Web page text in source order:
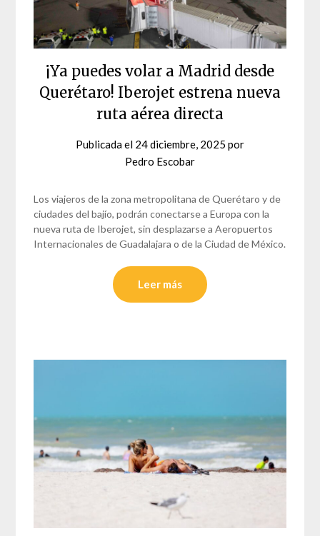
¡Ya puedes volar a Madrid desde
Querétaro! Iberojet estrena nueva
ruta aérea directa
Publicada el 24 diciembre, 2025 por
Pedro Escobar
Los viajeros de la zona metropolitana de Querétaro y de
ciudades del bajío, podrán conectarse a Europa con la
nueva ruta de Iberojet, sin desplazarse a Aeropuertos
Internacionales de Guadalajara o de la Ciudad de México.
Leer más